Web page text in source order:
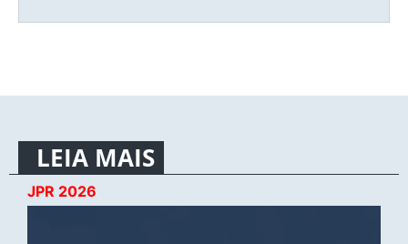
LEIA MAIS
JPR 2026